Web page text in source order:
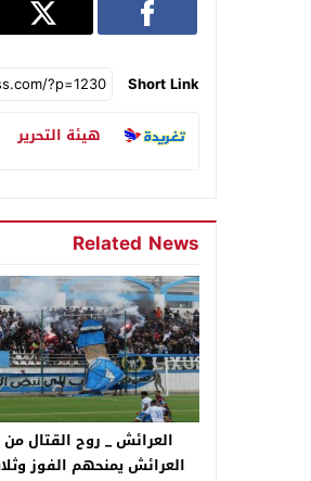
Short Link
هيئة التحرير
Related News
العرائش _ روح القتال
العرائش يمنحهم الفوز